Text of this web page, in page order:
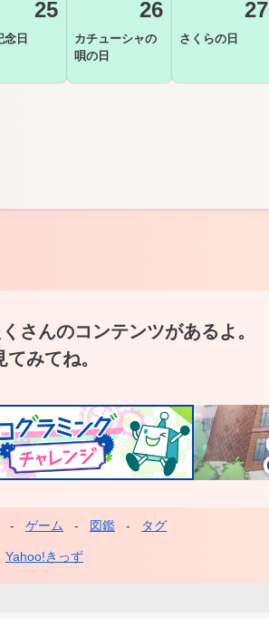
25
念日
26
カチューシャの
唄の日
27
さくらの日
さんのコンテンツがあるよ。
てみてね。
ゲーム 図鑑 タグ
Yahoo!きっず